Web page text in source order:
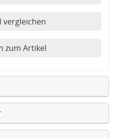
vergleichen
zum Artikel